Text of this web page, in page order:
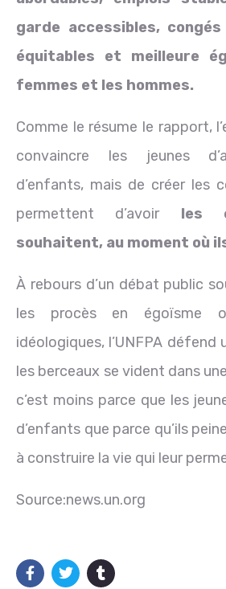
garde accessibles,
équitables et meilleure
femmes et les hommes.
Comme le résume le rapport,
convaincre les jeunes
d’enfants, mais de créer les
permettent d’avoir les
souhaitent, au moment où
À rebours d’un débat public
les procès en égoïsme
idéologiques, l’UNFPA défend
les berceaux se vident dans
c’est moins parce que les
d’enfants que parce qu’ils
à construire la vie qui leur
Source:news.un.org